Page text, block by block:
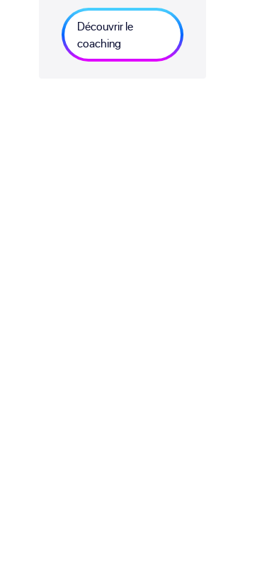
Découvrir le
coaching